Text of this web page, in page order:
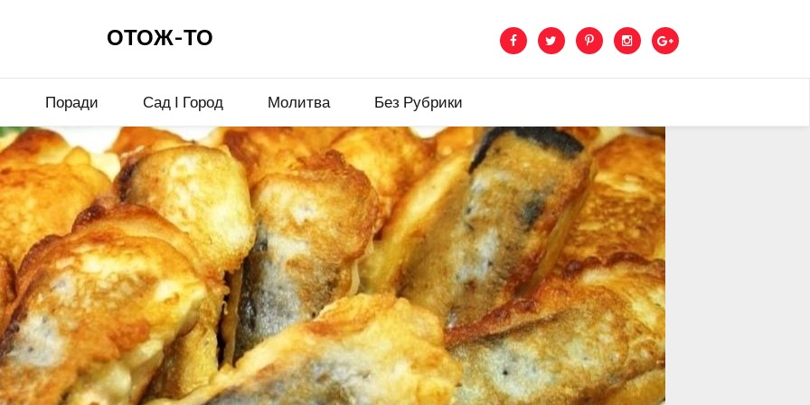
ОТОЖ-ТО
Поради Сад І Город Молитва Без Рубрики